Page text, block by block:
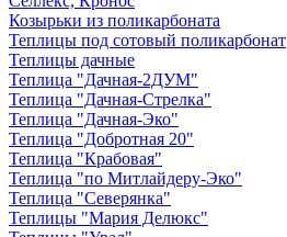
Козырьки из поликарбоната
Теплицы под сотовый поликарбонат
Теплицы дачные
Теплица "Дачная-2ДУМ"
Теплица "Дачная-Стрелка"
Теплица "Дачная-Эко"
Теплица "Добротная 20"
Теплица "Крабовая"
Теплица "по Митлайдеру-Эко"
Теплица "Северянка"
Теплицы "Мария Делюкс"